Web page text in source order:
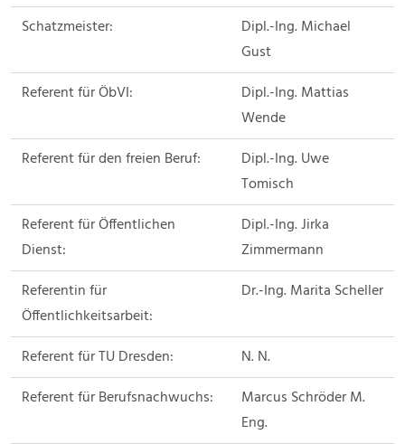
Schatzmeister:
Dipl.-Ing. Michael
Gust
Referent für ÖbVI:
Dipl.-Ing. Mattias
Wende
Referent für den freien Beruf:
Dipl.-Ing. Uwe
Tomisch
Referent für Öffentlichen
Dienst:
Dipl.-Ing. Jirka
Zimmermann
Referentin für
Öffentlichkeitsarbeit:
Dr.-Ing. Marita Scheller
Referent für TU Dresden:
N. N.
Referent für Berufsnachwuchs:
Marcus Schröder M.
Eng.